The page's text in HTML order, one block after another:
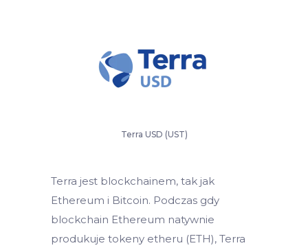
Terra USD (UST)
Terra jest blockchainem, tak jak
Ethereum i Bitcoin. Podczas gdy
blockchain Ethereum natywnie
produkuje tokeny etheru (ETH), Terra